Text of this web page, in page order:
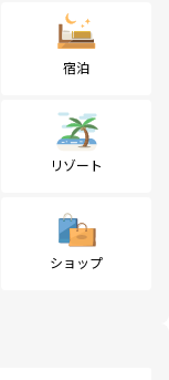
宿泊
リゾート
ショップ